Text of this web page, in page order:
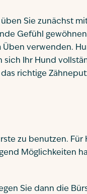
Sie zunächst
Gefühl
Üben verwenden.
Ihr Hund
richtige
zu benutzen. Für
Möglichkeiten
Sie dann die